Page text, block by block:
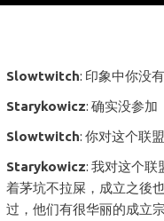
Slowtwitch: 印象中你没
Starykowicz: 确实没参加
Slowtwitch: 你对这个联
Starykowicz: 我对这个
着茅坑不拉屎，成立之後
过，他们有很华丽的成立